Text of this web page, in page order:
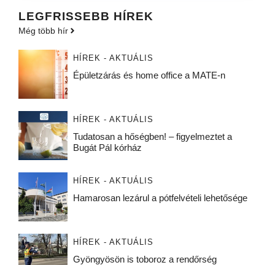
LEGFRISSEBB HÍREK
Még több hír
HÍREK - AKTUÁLIS
Épületzárás és home office a MATE-n
HÍREK - AKTUÁLIS
Tudatosan a hőségben! – figyelmeztet a
Bugát Pál kórház
HÍREK - AKTUÁLIS
Hamarosan lezárul a pótfelvételi lehetősége
HÍREK - AKTUÁLIS
Gyöngyösön is toboroz a rendőrség